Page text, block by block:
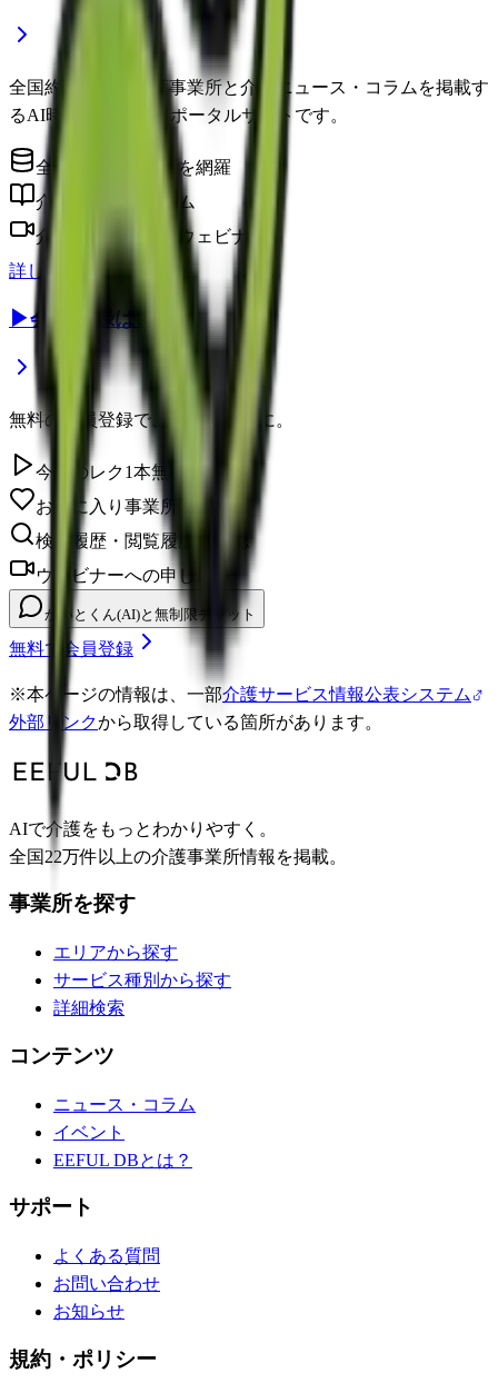
全国約22万件の介護事業所と介護ニュース・コラムを掲載す
るAI時代の介護情報ポータルサイトです。
全国の介護事業所を網羅
介護に役立つコラム
介護のプロによるウェビナー
詳しく見る
▶会員登録はこちら
無料の会員登録で、さらに便利に。
今日のレク1本無料視聴
お気に入り事業所を保存
検索履歴・閲覧履歴の確認
ウェビナーへの申し込み
かいとくん(AI)と無制限チャット
無料で会員登録
※本ページの情報は、一部介護サービス情報公表システム
外部リンクから取得している箇所があります。
AIで介護をもっとわかりやすく。
全国22万件以上の介護事業所情報を掲載。
事業所を探す
エリアから探す
サービス種別から探す
詳細検索
コンテンツ
ニュース・コラム
イベント
EEFUL DBとは？
サポート
よくある質問
お問い合わせ
お知らせ
規約・ポリシー